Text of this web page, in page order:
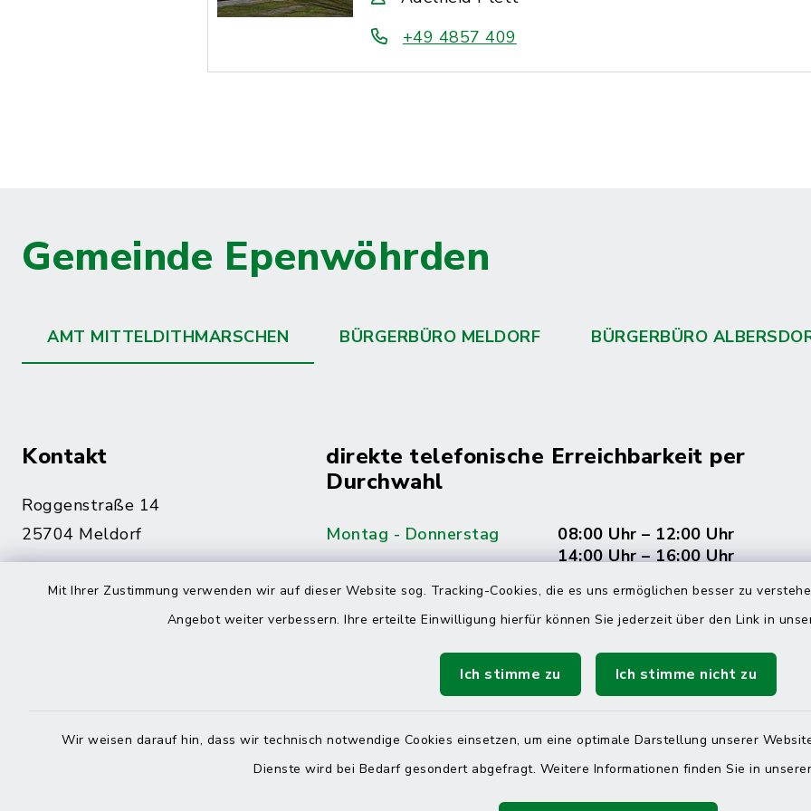
Mit Ihrer Zustimmung verwenden wir auf dieser Website sog. Tracking-Cookies, die es uns ermöglichen besser zu
Angebot weiter verbessern. Ihre erteilte Einwilligung hierfür können Sie jederzeit über den Link in
Ich stimme zu Ich stimme nicht zu
Wir weisen darauf hin, dass wir technisch notwendige Cookies einsetzen, um eine optimale Darstellung unserer
Dienste wird bei Bedarf gesondert abgefragt. Weitere Informationen finden Sie in
+49 4857 409
Gemeinde Epenwöhrden
AMT MITTELDITHMARSCHEN BÜRGERBÜRO MELDORF BÜRGERBÜRO
Kontakt
Roggenstraße 14
25704 Meldorf
04832 6065-215
direkte telefonische Erreichbarkeit per
Durchwahl
Montag - Donnerstag
08:00 Uhr – 12:00 Uhr
14:00 Uhr – 16:00 Uhr
Freitag
08:00 Uhr – 12:00 Uhr
Online-Terminvereinbarung
Haben Sie ein dringendes Anliegen, finden aber online
keinen zeitnahen Termin? Rufen Sie uns gerne unter der
Telefonnummer 04832 6065 0 an!